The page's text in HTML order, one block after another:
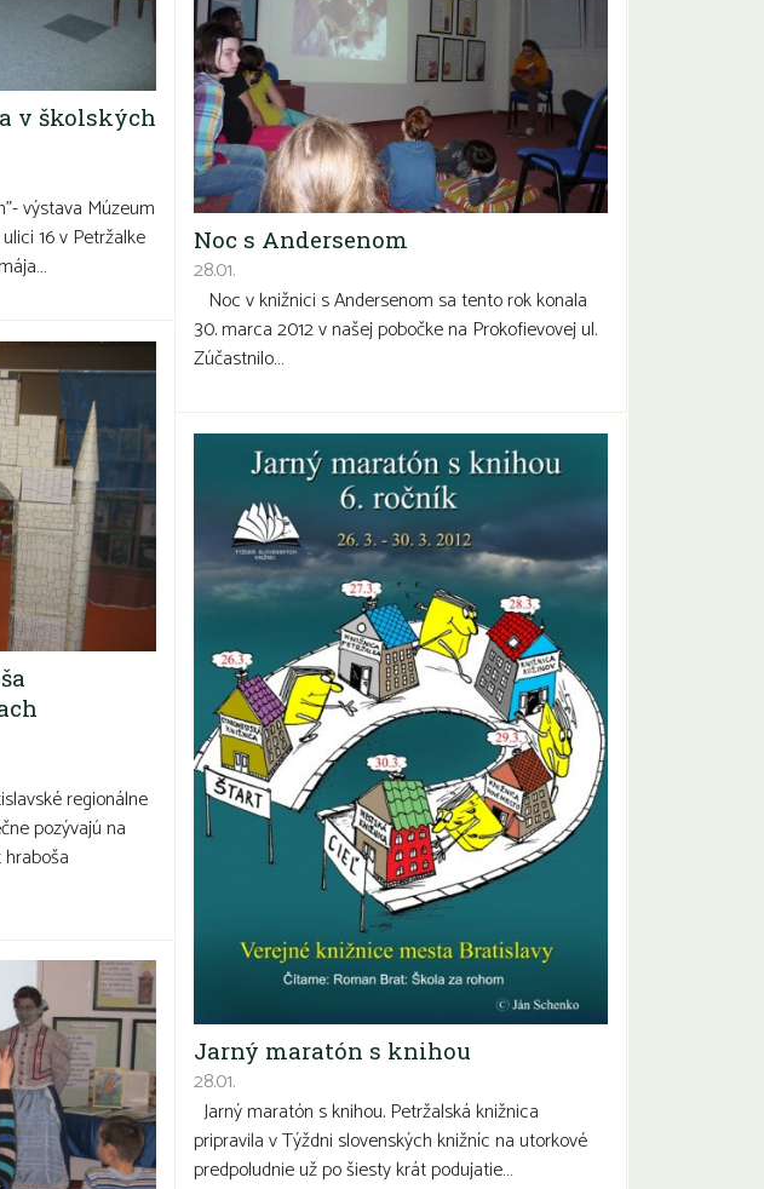
v školských
výstava Múzeum
16 v Petržalke
Noc s Andersenom
28.01.
Noc v knižnici s Andersenom sa tento rok konala
30. marca 2012 v našej pobočke na Prokofievovej ul.
Zúčastnilo…
regionálne
pozývajú na
Jarný maratón s knihou
28.01.
Jarný maratón s knihou. Petržalská knižnica
pripravila v Týždni slovenských knižníc na utorkové
predpoludnie už po šiesty krát podujatie…